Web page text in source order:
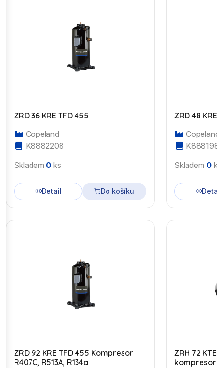
ZRD 36 KRE TFD 455
Copeland
K8882208
Skladem 0 ks
Detail Do košíku
ZRD 48
Skladem 0
ZRD 92 KRE TFD 455 Kompresor
R407C, R513A, R134a
ZRH 72
kompresor